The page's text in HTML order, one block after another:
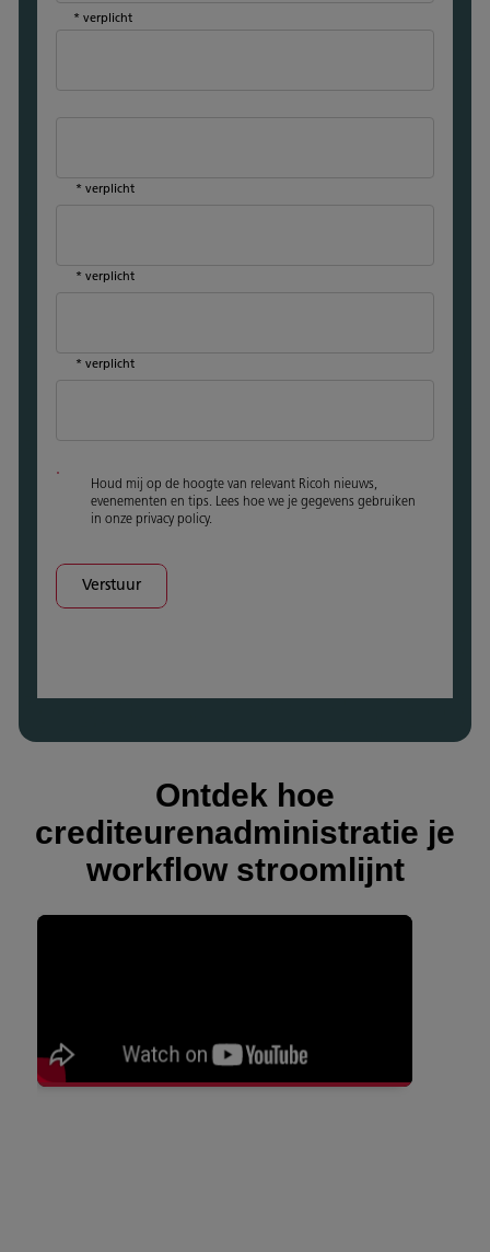
* verplicht
* verplicht
* verplicht
* verplicht
Houd mij op de hoogte van relevant Ricoh nieuws,
evenementen en tips. Lees hoe we je gegevens gebruiken
in onze privacy policy.
Verstuur
Ontdek hoe
crediteurenadministratie je
workflow stroomlijnt